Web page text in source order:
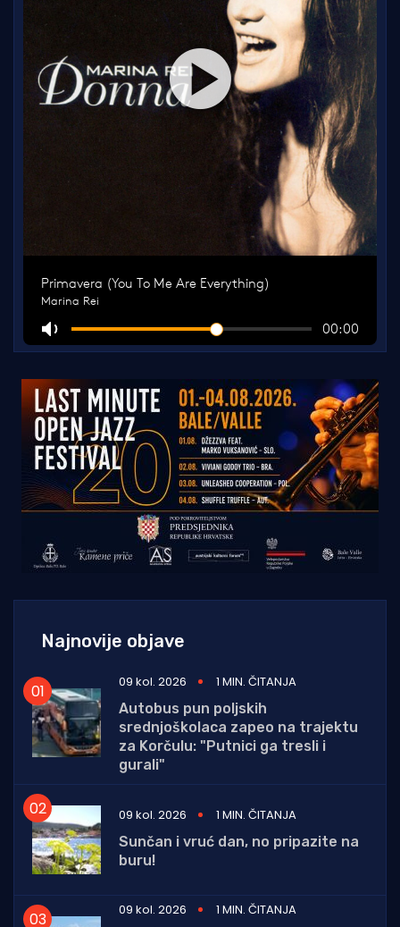
Najnovije objave
09 kol. 2026
1 MIN. ČITANJA
Autobus pun poljskih
srednjoškolaca zapeo na trajektu
za Korčulu: "Putnici ga tresli i
gurali"
09 kol. 2026
1 MIN. ČITANJA
Sunčan i vruć dan, no pripazite na
buru!
09 kol. 2026
1 MIN. ČITANJA